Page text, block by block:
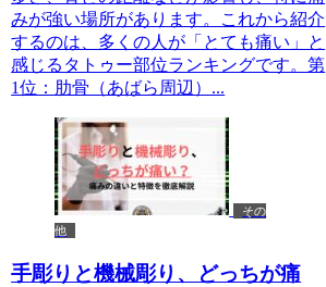
みが強い場所があります。これから紹介
するのは、多くの人が「とても痛い」と
感じるタトゥー部位ランキングです。第
1位：肋骨（あばら周辺）...
その
他
手彫りと機械彫り、どっちが痛